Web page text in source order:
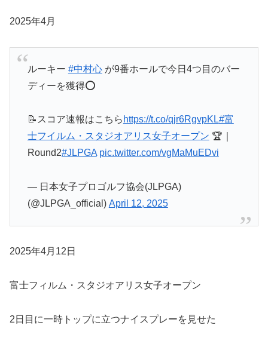
2025年4月
ルーキー #中村心が9番ホールで今日4つ目のバー
ディーを獲得⭕️
📝スコア速報はこちら https://t.co/qjr6RgvpKL#富
士フイルム・スタジオアリス女子オープン 🏆｜
Round2#JLPGA pic.twitter.com/vgMaMuEDvi
— 日本女子プロゴルフ協会(JLPGA)
(@JLPGA_official) April 12, 2025
2025年4月12日
富士フィルム・スタジオアリス女子オープン
2日目に一時トップに立つナイスプレーを見せた